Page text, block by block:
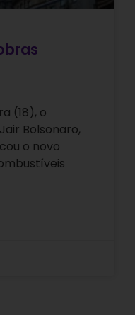
(18), o
Bolsonaro,
o novo